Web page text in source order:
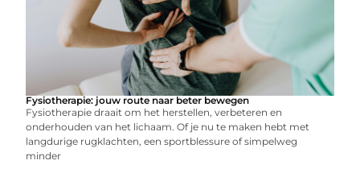
Fysiotherapie: jouw route naar beter bewegen
Fysiotherapie draait om het herstellen, verbeteren en
onderhouden van het lichaam. Of je nu te maken hebt met
langdurige rugklachten, een sportblessure of simpelweg
minder